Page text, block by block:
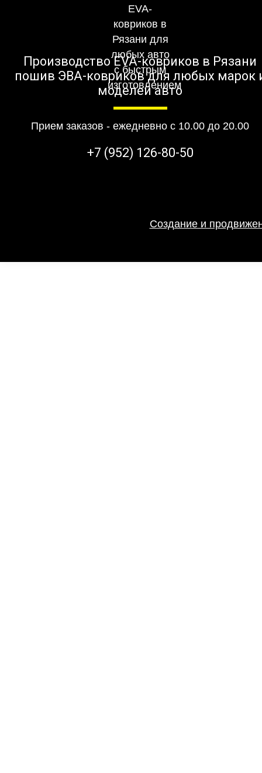
Производство EVA-ковриков в Рязани
пошив ЭВА-ковриков для любых марок
моделей авто
Прием заказов - ежедневно с 10.00 до 20.00
+7 (952) 126-80-50
Создание и